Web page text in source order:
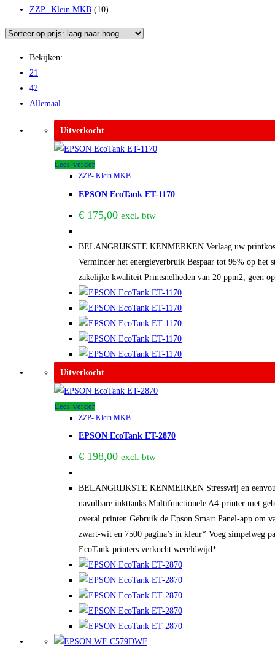
ZZP- Klein MKB (10)
Bekijken:
21
42
Allemaal
Uitverkocht
Lees verder
ZZP- Klein MKB
EPSON EcoTank ET-1170
€ 175,00 excl. btw
BELANGRIJKSTE KENMERKEN Verlaag uw
Verminder het energieverbruik Bespaar tot 95% op
zakelijke kwaliteit Printsnelheden van 20 ppm2, geen
Uitverkocht
Lees verder
ZZP- Klein MKB
EPSON EcoTank ET-2870
€ 198,00 excl. btw
BELANGRIJKSTE KENMERKEN Stressvrij en
navulbare inkttanks Multifunctionele A4-printer met
overal printen Gebruik de Epson Smart Panel-app om
zwart-wit en 7500 pagina’s in kleur* Voeg simpelweg
EcoTank-printers verkocht wereldwijd*